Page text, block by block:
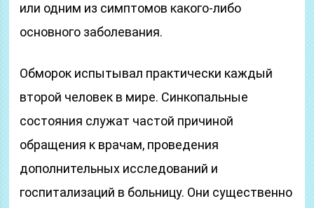
или одним из симптомов какого-либо
основного заболевания.
Обморок испытывал практически каждый
второй человек в мире. Синкопальные
состояния служат частой причиной
обращения к врачам, проведения
дополнительных исследований и
госпитализаций в больницу. Они существенно